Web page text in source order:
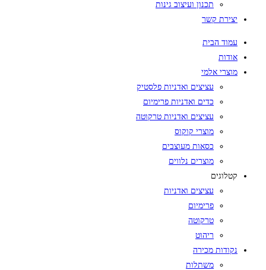
תכנון ועיצוב גינות
יצירת קשר
עמוד הבית
אודות
מוצרי אלמי
עציצים ואדניות פלסטיק
כדים ואדניות פרימיום
עציצים ואדניות טרקוטה
מוצרי קוקוס
כסאות מעוצבים
מוצרים נלווים
קטלוגים
עציצים ואדניות
פרימיום
טרקוטה
ריהוט
נקודות מכירה
משתלות